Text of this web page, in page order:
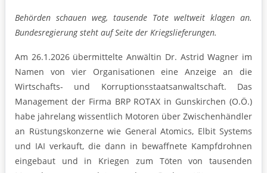
Behörden schauen weg, tausende Tote weltweit klagen an.
Bundesregierung steht auf Seite der Kriegslieferungen.
Am 26.1.2026 übermittelte Anwältin Dr. Astrid Wagner im
Namen von vier Organisationen eine Anzeige an die
Wirtschafts- und Korruptionsstaatsanwaltschaft. Das
Management der Firma BRP ROTAX in Gunskirchen (O.Ö.)
habe jahrelang wissentlich Motoren über Zwischenhändler
an Rüstungskonzerne wie General Atomics, Elbit Systems
und IAI verkauft, die dann in bewaffnete Kampfdrohnen
eingebaut und in Kriegen zum Töten von tausenden